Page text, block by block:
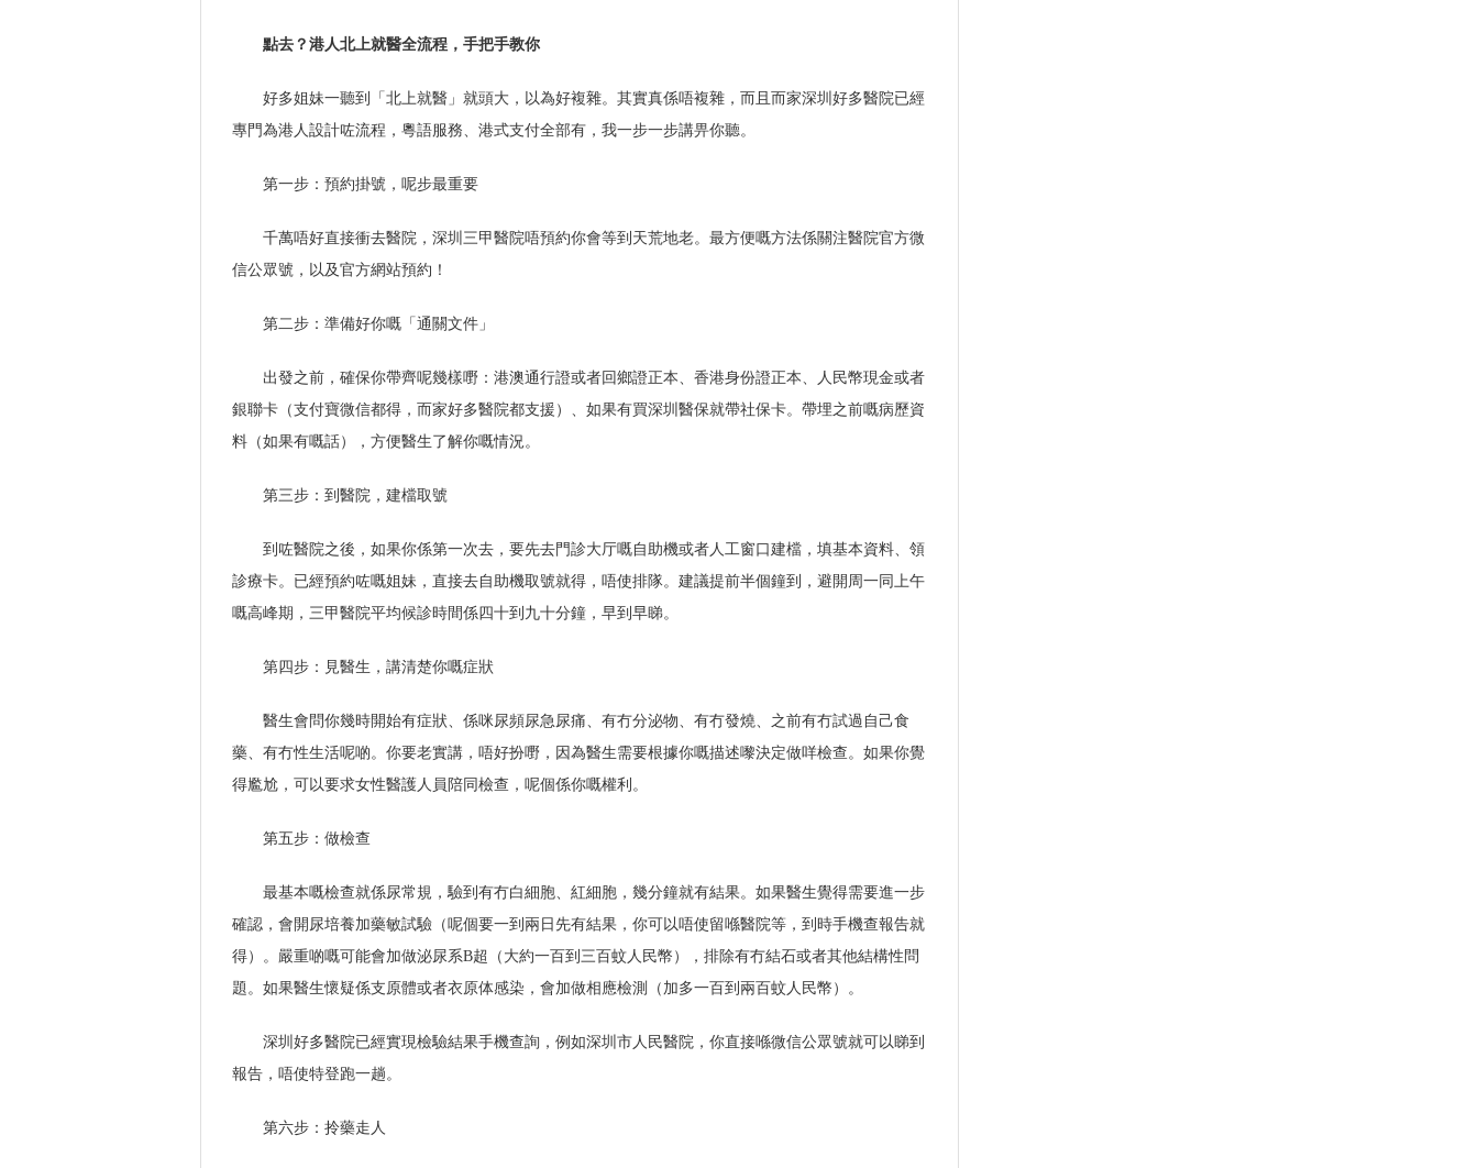
點去？港人北上就醫全流程，手把手教你
好多姐妹一聽到「北上就醫」就頭大，以為好複雜。其實真係唔複雜，而且而家深圳好多醫院已經
專門為港人設計咗流程，粵語服務、港式支付全部有，我一步一步講畀你聽。
第一步：預約掛號，呢步最重要
千萬唔好直接衝去醫院，深圳三甲醫院唔預約你會等到天荒地老。最方便嘅方法係關注醫院官方微
信公眾號，以及官方網站預約！
第二步：準備好你嘅「通關文件」
出發之前，確保你帶齊呢幾樣嘢：港澳通行證或者回鄉證正本、香港身份證正本、人民幣現金或者
銀聯卡（支付寶微信都得，而家好多醫院都支援）、如果有買深圳醫保就帶社保卡。帶埋之前嘅病歷資
料（如果有嘅話），方便醫生了解你嘅情況。
第三步：到醫院，建檔取號
到咗醫院之後，如果你係第一次去，要先去門診大厅嘅自助機或者人工窗口建檔，填基本資料、領
診療卡。已經預約咗嘅姐妹，直接去自助機取號就得，唔使排隊。建議提前半個鐘到，避開周一同上午
嘅高峰期，三甲醫院平均候診時間係四十到九十分鐘，早到早睇。
第四步：見醫生，講清楚你嘅症狀
醫生會問你幾時開始有症狀、係咪尿頻尿急尿痛、有冇分泌物、有冇發燒、之前有冇試過自己食
藥、有冇性生活呢啲。你要老實講，唔好扮嘢，因為醫生需要根據你嘅描述嚟決定做咩檢查。如果你覺
得尷尬，可以要求女性醫護人員陪同檢查，呢個係你嘅權利。
第五步：做檢查
最基本嘅檢查就係尿常規，驗到有冇白細胞、紅細胞，幾分鐘就有結果。如果醫生覺得需要進一步
確認，會開尿培養加藥敏試驗（呢個要一到兩日先有結果，你可以唔使留喺醫院等，到時手機查報告就
得）。嚴重啲嘅可能會加做泌尿系B超（大約一百到三百蚊人民幣），排除有冇結石或者其他結構性問
題。如果醫生懷疑係支原體或者衣原体感染，會加做相應檢測（加多一百到兩百蚊人民幣）。
深圳好多醫院已經實現檢驗結果手機查詢，例如深圳市人民醫院，你直接喺微信公眾號就可以睇到
報告，唔使特登跑一趟。
第六步：拎藥走人